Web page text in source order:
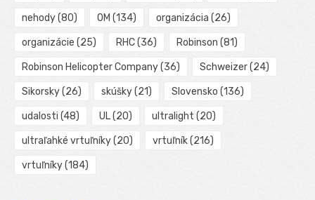
nehody(80) OM (134) organizácia (26)
organizácie (25) RHC(36) Robinson (81)
Robinson Helicopter Company(36) Schweizer(24)
Sikorsky(26) skúšky(21) Slovensko (136)
udalosti (48) UL(20) ultralight (20)
ultraľahké vrtuľníky(20) vrtuľník(216)
vrtuľníky(184)